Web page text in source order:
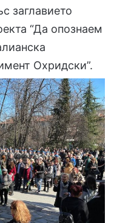
заглавието
“Да опознаем
Охридски”.